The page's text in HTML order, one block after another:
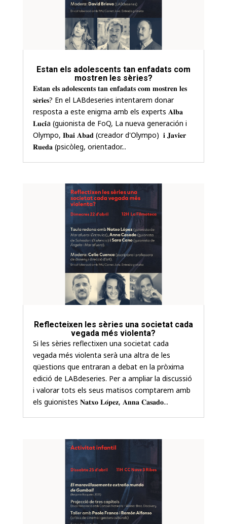
Estan els adolescents tan enfadats com
mostren les sèries?
𝐄𝐬𝐭𝐚𝐧 𝐞𝐥𝐬 𝐚𝐝𝐨𝐥𝐞𝐬𝐜𝐞𝐧𝐭𝐬 𝐭𝐚𝐧 𝐞𝐧𝐟𝐚𝐝𝐚𝐭𝐬 𝐜𝐨𝐦 𝐦𝐨𝐬𝐭𝐫𝐞𝐧 𝐥𝐞𝐬
𝐬𝐞̀𝐫𝐢𝐞𝐬? En el LABdeseries intentarem donar
resposta a este enigma amb els experts 𝐀𝐥𝐛𝐚
𝐋𝐮𝐜𝐢́a (guionista de FoQ, La nueva generación i
Olympo, 𝐈𝐛𝐚𝐢 𝐀𝐛𝐚𝐝 (creador d'Olympo) 𝐢 𝐉𝐚𝐯𝐢𝐞𝐫
𝐑𝐮𝐞𝐝𝐚 (psicòleg, orientador...
Reflecteixen les sèries una societat cada
vegada més violenta?
Si les sèries reflectixen una societat cada
vegada més violenta serà una altra de les
qüestions que entraran a debat en la pròxima
edició de LABdeseries. Per a ampliar la discussió
i valorar tots els seus matisos comptarem amb
els guionistes 𝐍𝐚𝐭𝐱𝐨 𝐋𝐨́𝐩𝐞𝐳, 𝐀𝐧𝐧𝐚 𝐂𝐚𝐬𝐚𝐝𝐨...